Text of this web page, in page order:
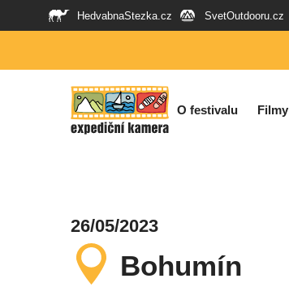
HedvabnaStezka.cz SvetOutdooru.cz
O festivalu Filmy
26/05/2023
Bohumín